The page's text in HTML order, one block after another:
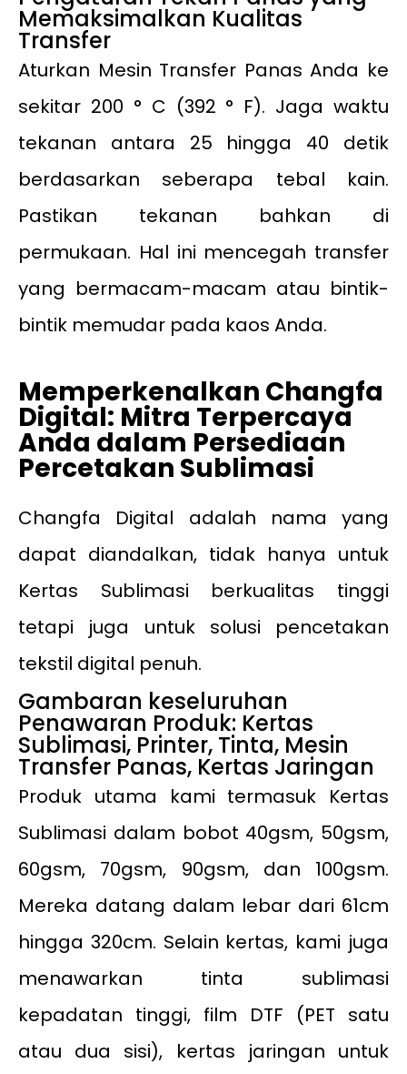
Memaksimalkan Kualitas
Transfer
Aturkan Mesin Transfer Panas Anda ke
sekitar 200 ° C (392 ° F). Jaga waktu
tekanan antara 25 hingga 40 detik
berdasarkan seberapa tebal kain.
Pastikan tekanan bahkan di
permukaan. Hal ini mencegah transfer
yang bermacam-macam atau bintik-
bintik memudar pada kaos Anda.
Memperkenalkan Changfa
Digital: Mitra Terpercaya
Anda dalam Persediaan
Percetakan Sublimasi
Changfa Digital adalah nama yang
dapat diandalkan, tidak hanya untuk
Kertas Sublimasi berkualitas tinggi
tetapi juga untuk solusi pencetakan
tekstil digital penuh.
Gambaran keseluruhan
Penawaran Produk: Kertas
Sublimasi, Printer, Tinta, Mesin
Transfer Panas, Kertas Jaringan
Produk utama kami termasuk Kertas
Sublimasi dalam bobot 40gsm, 50gsm,
60gsm, 70gsm, 90gsm, dan 100gsm.
Mereka datang dalam lebar dari 61cm
hingga 320cm. Selain kertas, kami juga
menawarkan tinta sublimasi
kepadatan tinggi, film DTF (PET satu
atau dua sisi), kertas jaringan untuk